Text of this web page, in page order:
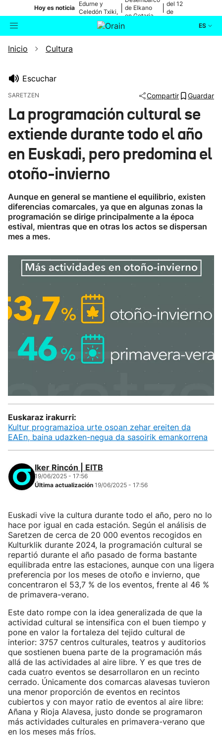
Hoy es noticia
Edurne y
Celedón Txiki,
en directo
de Elkano
en Getaria
del 12
de
ES
Buscador
Ikusmiran
Eguraldia
Inicio Cultura
Escuchar
SARETZEN Compartir Guardar
La programación cultural se
extiende durante todo el año
en Euskadi, pero predomina el
otoño-invierno
Aunque en general se mantiene el equilibrio, existen
diferencias comarcales, ya que en algunas zonas la
programación se dirige principalmente a la época
estival, mientras que en otras los actos se dispersan
mes a mes.
Euskaraz irakurri:
Kultur programazioa urte osoan zehar ereiten da
EAEn, baina udazken-negua da sasoirik emankorrena
Iker Rincón | EITB
19/06/2025 - 17:56
Última actualización 19/06/2025 - 17:56
Euskadi vive la cultura durante todo el año, pero no lo
hace por igual en cada estación. Según el análisis de
Saretzen de cerca de 20 000 eventos recogidos en
Kulturklik durante 2024, la programación cultural se
repartió durante el año pasado de forma bastante
equilibrada entre las estaciones, aunque con una ligera
preferencia por los meses de otoño e invierno, que
concentraron el 53,7 % de los eventos, frente al 46 %
de primavera-verano.
Este dato rompe con la idea generalizada de que la
actividad cultural se intensifica con el buen tiempo y
pone en valor la fortaleza del tejido cultural de
interior: 3757 centros culturales, teatros y auditorios
que sostienen buena parte de la programación más
allá de las actividades al aire libre. Y es que tres de
cada cuatro eventos se desarrollaron en un recinto
cerrado. Únicamente dos comarcas alavesas tuvieron
una menor proporción de eventos en recintos
cubiertos y con mayor ratio de eventos al aire libre:
Añana y Rioja Alavesa, justo donde se programaron
más actividades culturales en primavera-verano que
en los meses más fríos.